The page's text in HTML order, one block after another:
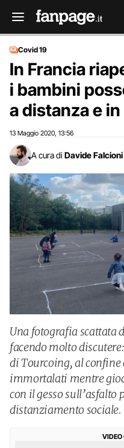
Covid 19
In Francia
i bambini
a distanza e
13 Maggio 2020 13:56
A cura di Davide Falcioni
Una fotografia scattata
facendo molto
di Tourcoing, al confine
immortalati mentre
con il gesso sull’asfalto
distanziamento sociale.
VIDEO